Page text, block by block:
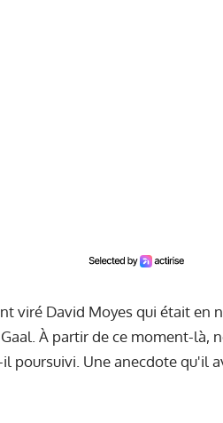
viré David Moyes qui était en
À partir de ce moment-là,
poursuivi. Une anecdote qu'il